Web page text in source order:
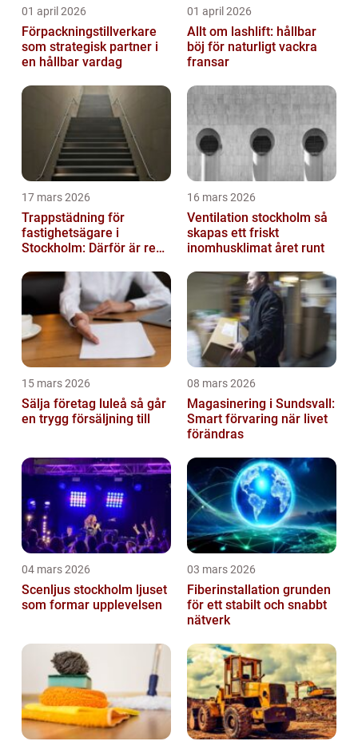
01 april 2026
Förpackningstillverkare
som strategisk partner i
en hållbar vardag
01 april 2026
Allt om lashlift: hållbar
böj för naturligt vackra
fransar
17 mars 2026
Trappstädning för
fastighetsägare i
Stockholm: Därför är rena
investering
16 mars 2026
Ventilation stockholm så
skapas ett friskt
inomhusklimat året runt
15 mars 2026
Sälja företag luleå så går
en trygg försäljning till
08 mars 2026
Magasinering i Sundsvall:
Smart förvaring när livet
förändras
04 mars 2026
Scenljus stockholm ljuset
som formar upplevelsen
03 mars 2026
Fiberinstallation grunden
för ett stabilt och snabbt
nätverk